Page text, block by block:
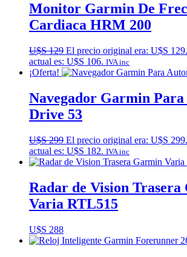
Monitor Garmin De
Cardiaca HRM 200
U$S129 El precio original era: U$S 129.
actual es: U$S 106. IVA inc
¡Oferta!
Navegador Garmin
Drive 53
U$S299 El precio original era: U$S 299.
actual es: U$S 182. IVA inc
Radar de Vision Trasera
Varia RTL515
U$S 288